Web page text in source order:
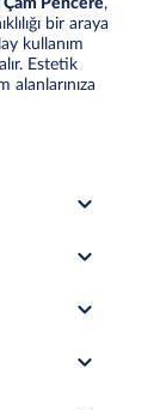
Pencere,
bir araya
kullanım
Estetik
alanlarınıza